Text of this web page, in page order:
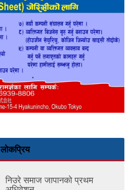
लोकप्रिय
निउरे समाज जापानको प्रथम